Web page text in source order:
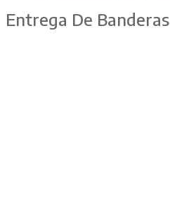
Entrega De Banderas